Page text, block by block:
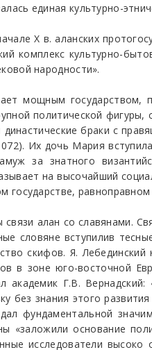
единая культурно-
Х в. аланских
комплекс культурно-
народности».
мощным
политической
браки с
Их дочь Мария
за знатного
на высочайший
государстве,
связи алан со славянами.
словяне вступилив
скифов. Я.
в зоне юго-восточной
академик Г.В.
без знания этого
фундаментальной
«заложили основание
исследователи высоко